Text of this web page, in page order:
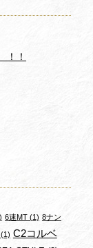
！！
6速MT (1) 8ナン
(1) C2コルベ